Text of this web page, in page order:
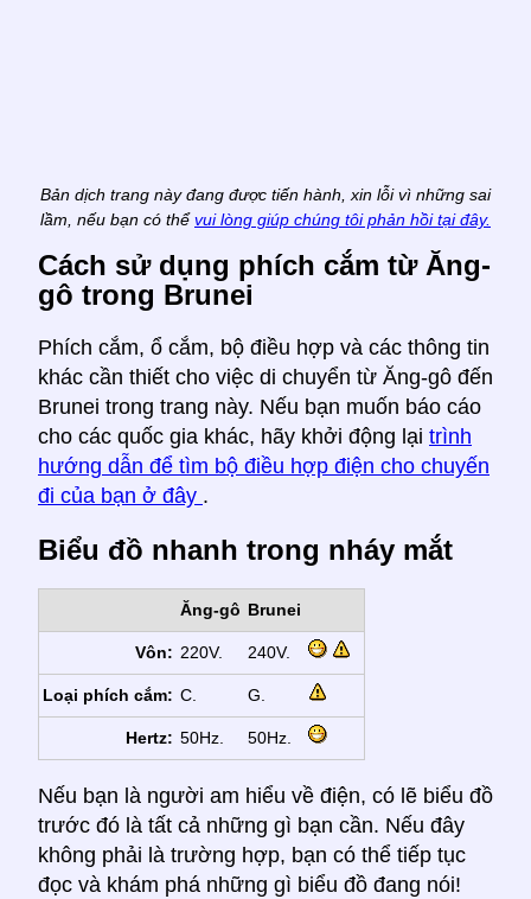
Bản dịch trang này đang được tiến hành, xin lỗi vì những sai
lầm, nếu bạn có thể vui lòng giúp chúng tôi phản hồi tại đây.
Cách sử dụng phích cắm từ Ăng-
gô trong Brunei
Phích cắm, ổ cắm, bộ điều hợp và các thông tin
khác cần thiết cho việc di chuyển từ Ăng-gô đến
Brunei trong trang này. Nếu bạn muốn báo cáo
cho các quốc gia khác, hãy khởi động lại trình
hướng dẫn để tìm bộ điều hợp điện cho chuyến
đi của bạn ở đây .
Biểu đồ nhanh trong nháy mắt
Ăng-gô Brunei
Vôn: 220V. 240V.
Loại phích cắm: C. G.
Hertz: 50Hz. 50Hz.
Nếu bạn là người am hiểu về điện, có lẽ biểu đồ
trước đó là tất cả những gì bạn cần. Nếu đây
không phải là trường hợp, bạn có thể tiếp tục
đọc và khám phá những gì biểu đồ đang nói!